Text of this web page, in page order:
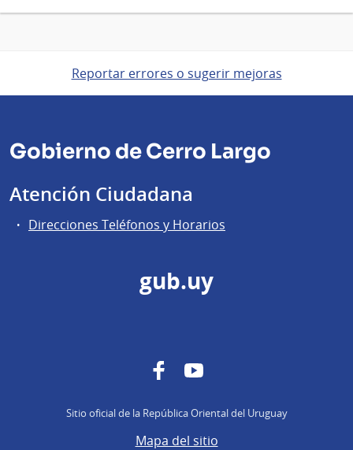
Reportar errores o sugerir mejoras
Gobierno de Cerro Largo
Atención Ciudadana
Direcciones Teléfonos y Horarios
gub.uy
FacebookYouTube
Sitio oficial de la República Oriental del Uruguay
Mapa del sitio